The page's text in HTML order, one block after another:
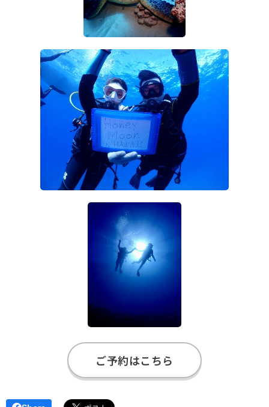
ご予約はこちら